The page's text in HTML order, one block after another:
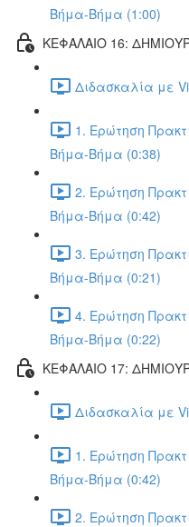
Βήμα-Βήμα (1:00)
ΚΕΦΑΛΑΙΟ 16:
Διδασκαλία με
1. Ερώτηση
Βήμα-Βήμα (0:38)
2. Ερώτηση
Βήμα-Βήμα (0:42)
3. Ερώτηση
Βήμα-Βήμα (0:21)
4. Ερώτηση
Βήμα-Βήμα (0:22)
ΚΕΦΑΛΑΙΟ 17:
Διδασκαλία με
1. Ερώτηση
Βήμα-Βήμα (0:42)
2. Ερώτηση